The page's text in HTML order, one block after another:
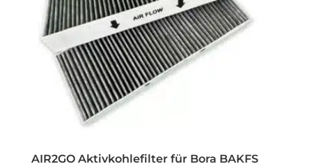
AIR2GO Aktivkohlefilter für Bora BAKFS